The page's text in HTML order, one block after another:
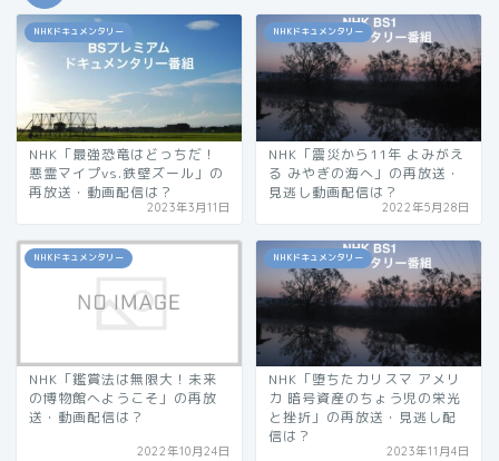
NHKドキュメンタリー
NHK「最強恐竜はどっちだ！
悪霊マイプvs.鉄壁ズール」の
再放送・動画配信は？
2023年3月11日
NHKドキュメンタリー
NHK「震災から11年 よみがえ
る みやぎの海へ」の再放送・
見逃し動画配信は？
2022年5月28日
NHKドキュメンタリー
NHK「鑑賞法は無限大！未来
の博物館へようこそ」の再放
送・動画配信は？
2022年10月24日
NHKドキュメンタリー
NHK「堕ちたカリスマ アメリ
カ 暗号資産のちょう児の栄光
と挫折」の再放送・見逃し配
信は？
2023年11月4日